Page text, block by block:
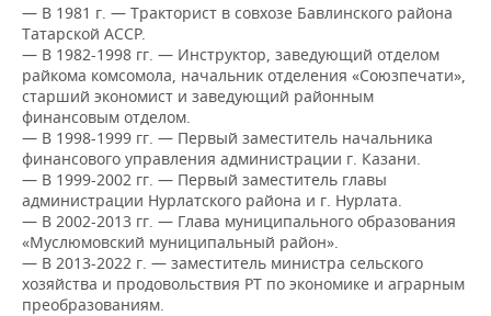
НЕФТЬ
ОПК
ЭНЕРГЕТИКА
РОЗНИЧНАЯ ТОРГОВЛЯ
ТРАНСПОРТ
УСЛУГИ
НОВОСТИ ТЕХНОЛОГИЙ
IT
МЕДИА
ТЕЛЕКОММУНИКАЦИИ
МЕРОПРИЯТИЯ
НОВОСТИ МЕРОПРИЯТИЙ
ВЫЕЗДНАЯ РЕДАКЦИЯ
БИЗНЕС-БРАНЧИ
ONLINE-КОНФЕРЕНЦИИ
ОТКРЫТАЯ ЛЕКЦИЯ
СПОРТ
НОВОСТИ СПОРТА
ФУТБОЛ
ХОККЕЙ
БАСКЕТБОЛ
ОБЩЕСТВО
НОВОСТИ ОБЩЕСТВА
ВЛАСТЬ
ИНФРАСТРУКТУРА
ФОТОГАЛЕРЕЯ
СЮЖЕТЫ
СПРАВОЧНИК
— В 1981 г. — Тракторист в совхозе Бавлинского района
Татарской АССР.
— В 1982-1998 гг. — Инструктор, заведующий отделом
райкома комсомола, начальник отделения «Союзпечати»,
старший экономист и заведующий районным
финансовым отделом.
— В 1998-1999 гг. — Первый заместитель начальника
финансового управления администрации г. Казани.
— В 1999-2002 гг. — Первый заместитель главы
администрации Нурлатского района и г. Нурлата.
— В 2002-2013 гг. — Глава муниципального образования
«Муслюмовский муниципальный район».
— В 2013-2022 г. — заместитель министра сельского
хозяйства и продовольствия РТ по экономике и аграрным
преобразованиям.